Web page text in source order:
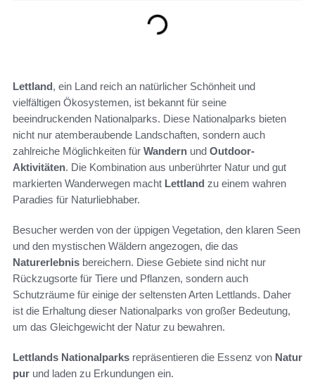
Lettland, ein Land reich an natürlicher Schönheit und
vielfältigen Ökosystemen, ist bekannt für seine
beeindruckenden Nationalparks. Diese Nationalparks bieten
nicht nur atemberaubende Landschaften, sondern auch
zahlreiche Möglichkeiten für Wandern und Outdoor-
Aktivitäten. Die Kombination aus unberührter Natur und gut
markierten Wanderwegen macht Lettland zu einem wahren
Paradies für Naturliebhaber.
Besucher werden von der üppigen Vegetation, den klaren Seen
und den mystischen Wäldern angezogen, die das
Naturerlebnis bereichern. Diese Gebiete sind nicht nur
Rückzugsorte für Tiere und Pflanzen, sondern auch
Schutzräume für einige der seltensten Arten Lettlands. Daher
ist die Erhaltung dieser Nationalparks von großer Bedeutung,
um das Gleichgewicht der Natur zu bewahren.
Lettlands Nationalparks repräsentieren die Essenz von Natur
pur und laden zu Erkundungen ein.